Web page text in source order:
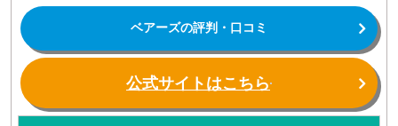
ベアーズの評判・口コミ
公式サイトはこちら